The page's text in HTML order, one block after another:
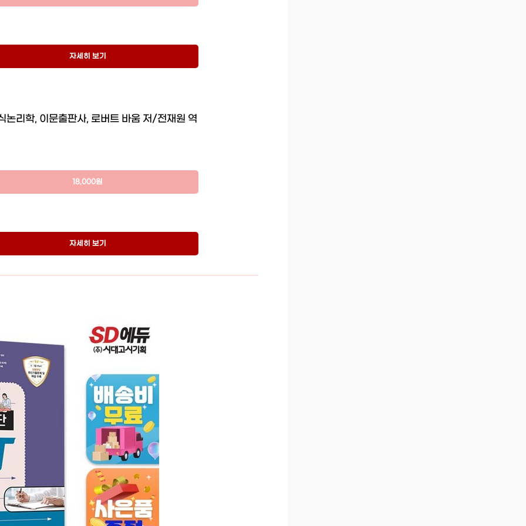
자세히 보기
논리학, 이문출판사, 로버트 바움 저/전재원 역
18,000원
자세히 보기